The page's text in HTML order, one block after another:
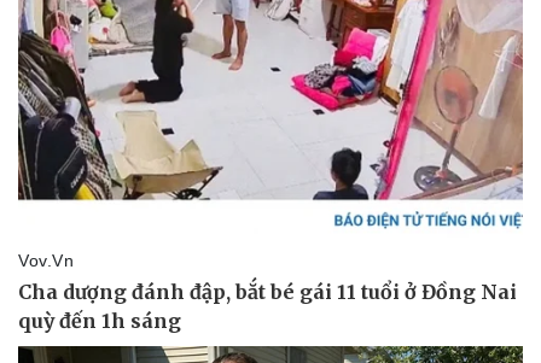
Pháp luật
Vụ án
Tin nóng
Tư vấn luật
Vũ khí
Phân tích